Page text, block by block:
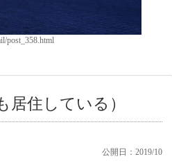
post_358.html
居住している）
公開日：2019/10